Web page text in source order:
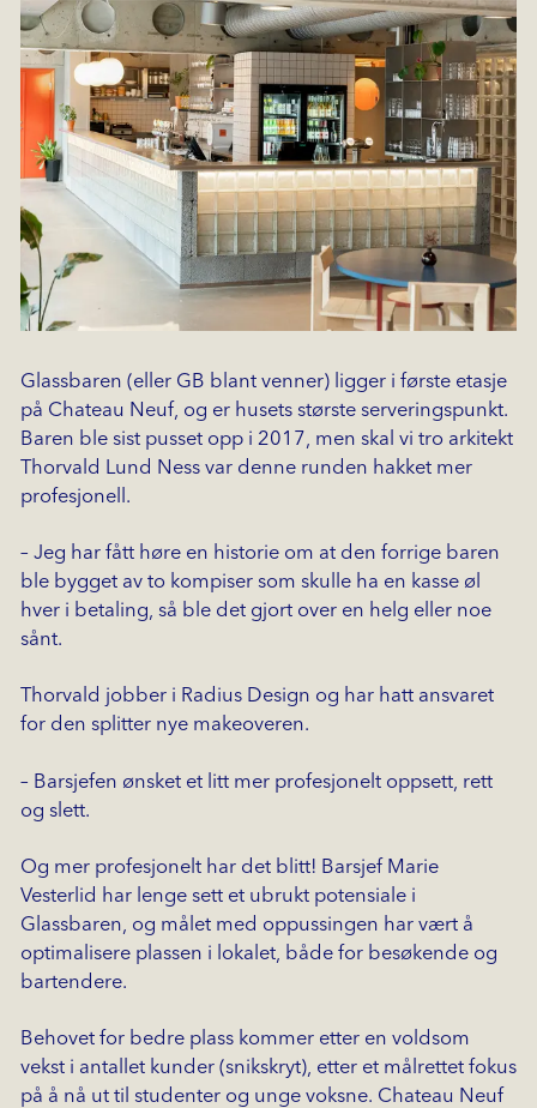
Glassbaren (eller GB blant venner) ligger i første etasje
på Chateau Neuf, og er husets største serveringspunkt.
Baren ble sist pusset opp i 2017, men skal vi tro arkitekt
Thorvald Lund Ness var denne runden hakket mer
profesjonell.
– Jeg har fått høre en historie om at den forrige baren
ble bygget av to kompiser som skulle ha en kasse øl
hver i betaling, så ble det gjort over en helg eller noe
sånt.
Thorvald jobber i Radius Design og har hatt ansvaret
for den splitter nye makeoveren.
– Barsjefen ønsket et litt mer profesjonelt oppsett, rett
og slett.
Og mer profesjonelt har det blitt! Barsjef Marie
Vesterlid har lenge sett et ubrukt potensiale i
Glassbaren, og målet med oppussingen har vært å
optimalisere plassen i lokalet, både for besøkende og
bartendere.
Behovet for bedre plass kommer etter en voldsom
vekst i antallet kunder (snikskryt), etter et målrettet fokus
på å nå ut til studenter og unge voksne. Chateau Neuf